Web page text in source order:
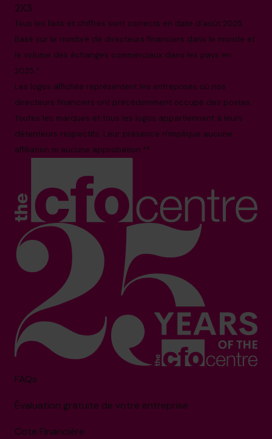
2X3
Tous les faits et chiffres sont corrects en date d'août 2025.
Basé sur le nombre de directeurs financiers dans le monde et
le volume des échanges commerciaux dans les pays en
2025.*
Les logos affichés représentent les entreprises où nos
directeurs financiers ont précédemment occupé des postes.
Toutes les marques et tous les logos appartiennent à leurs
détenteurs respectifs. Leur présence n'implique aucune
affiliation ni aucune approbation.**
FAQs
Évaluation gratuite de votre entreprise
Cote Financière